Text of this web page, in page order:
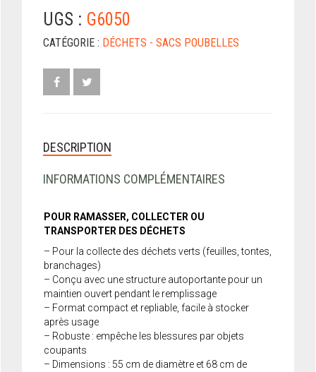
UGS : G6050
CATÉGORIE : DÉCHETS - SACS POUBELLES
DESCRIPTION
INFORMATIONS COMPLÉMENTAIRES
POUR RAMASSER, COLLECTER OU
TRANSPORTER DES DÉCHETS
– Pour la collecte des déchets verts (feuilles, tontes,
branchages)
– Conçu avec une structure autoportante pour un
maintien ouvert pendant le remplissage
– Format compact et repliable, facile à stocker
après usage
– Robuste : empêche les blessures par objets
coupants
– Dimensions : 55 cm de diamètre et 68 cm de